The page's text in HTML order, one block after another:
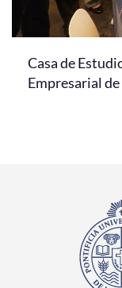
Casa de
Empresarial de